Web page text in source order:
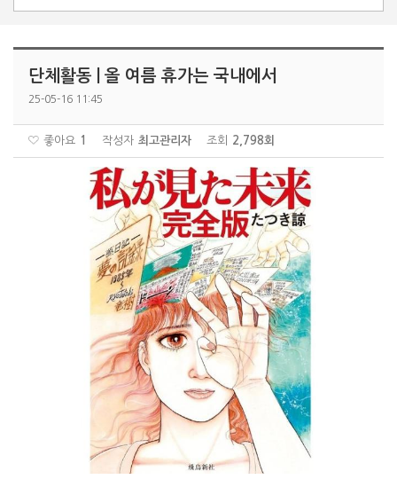
단체활동 | 올 여름 휴가는 국내에서
25-05-16 11:45
좋아요 1 작성자 최고관리자 조회 2,798회